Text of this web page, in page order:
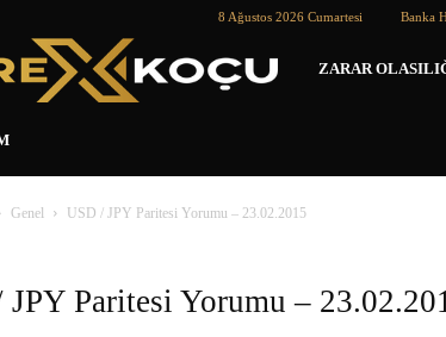
8 Ağustos 2026 Cumartesi Banka
Forex
ZARAR
Genel
USD / JPY Paritesi Yorumu – 23.02.2015
JPY Paritesi Yorumu –